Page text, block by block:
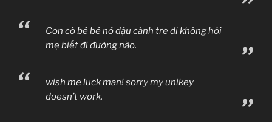
Con cò bé bé nó đậu cành tre đi không hỏi
mẹ biết đi đường nào.
wish me luck man! sorry my unikey
doesn’t work.